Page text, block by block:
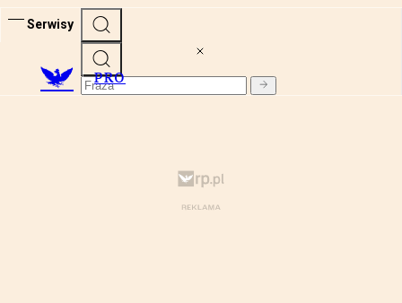
Serwisy
PRO